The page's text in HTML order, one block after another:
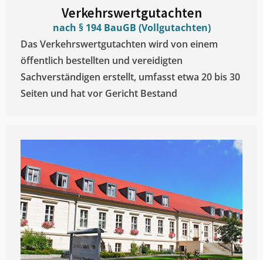
Verkehrswertgutachten
nach § 194 BauGB (Vollgutachten)
Das Verkehrswertgutachten wird von einem
öffentlich bestellten und vereidigten
Sachverständigen erstellt, umfasst etwa 20 bis 30
Seiten und hat vor Gericht Bestand